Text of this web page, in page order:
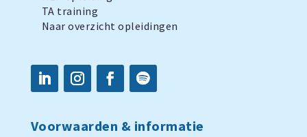
TA training
Naar overzicht opleidingen
Voorwaarden & informatie